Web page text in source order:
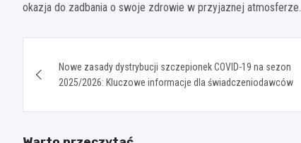
okazja do zadbania o swoje zdrowie w przyjaznej atmosferze.
wpisuNowe zasady dystrybucji szczepionek COVID-19 na sezon
2025/2026: Kluczowe informacje dla świadczeniodawców